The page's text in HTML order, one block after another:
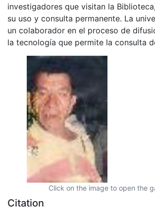
investigadores que visitan la
su uso y consulta permanente. La
un colaborador en el proceso de
la tecnología que permite la consulta
Click on the image to open the
Citation